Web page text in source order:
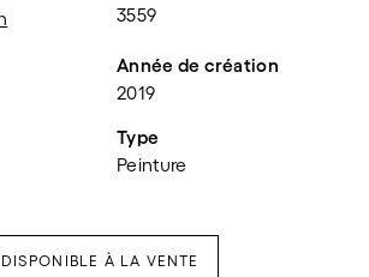
3559
Année de création
2019
Type
Peinture
DISPONIBLE À LA VENTE